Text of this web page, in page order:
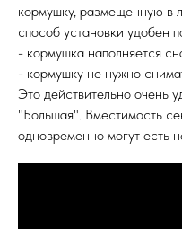
кормушку, размещенную в
способ установки удобен
- кормушка наполняется
- кормушку не нужно
Это действительно очень
"Большая". Вместимость
одновременно могут есть